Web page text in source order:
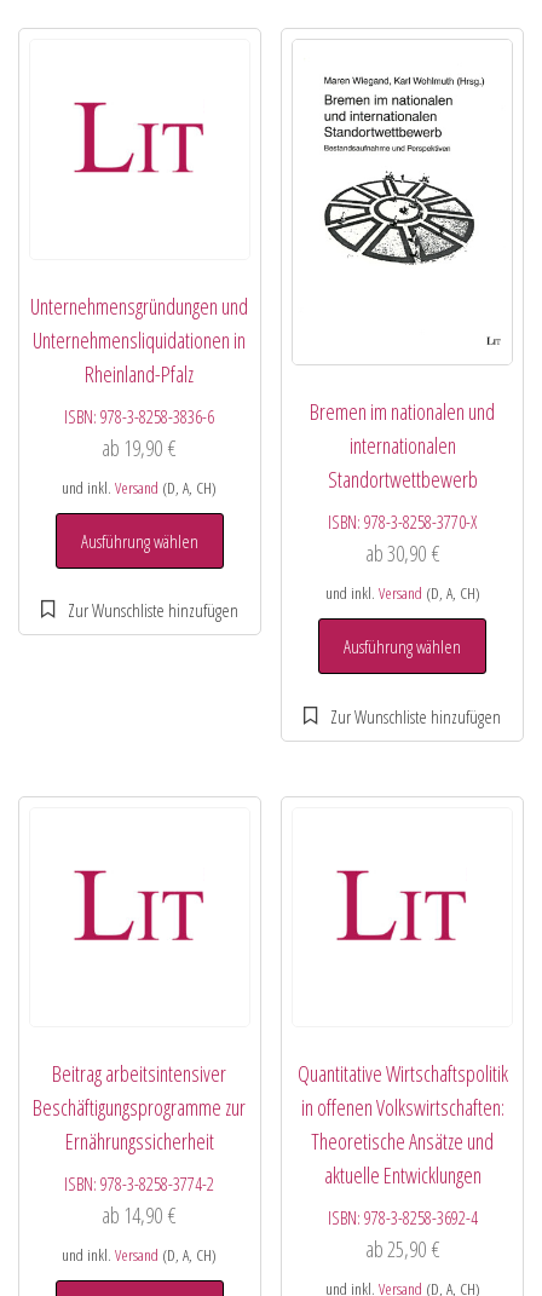
Unternehmensgründungen und
Unternehmensliquidationen in
Rheinland-Pfalz
ISBN:978-3-8258-3836-6
ab 19,90€
und inkl.Versand (D, A, CH)
Ausführung wählen
Bremen im nationalen und
internationalen
Standortwettbewerb
ISBN:978-3-8258-3770-X
ab30,90 €
und inkl. Versand (D, A, CH)
Ausführung wählen
Beitrag arbeitsintensiver
Beschäftigungsprogramme zur
Ernährungssicherheit
ISBN:978-3-8258-3774-2
ab 14,90€
und inkl.Versand (D, A, CH)
Quantitative Wirtschaftspolitik
in offenen Volkswirtschaften:
Theoretische Ansätze und
aktuelle Entwicklungen
ISBN: 978-3-8258-3692-4
ab25,90 €
und inkl. Versand (D, A, CH)